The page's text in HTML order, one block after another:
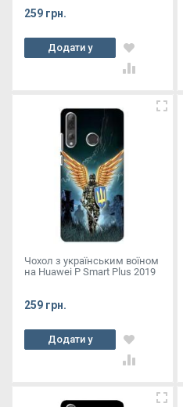
259 грн.
Додати у
кошик
Чохол з українським воїном
на Huawei P Smart Plus 2019
259 грн.
Додати у
кошик